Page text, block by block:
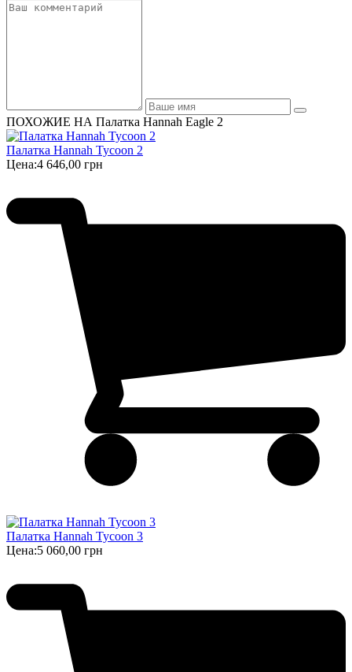
ПОХОЖИЕ НА Палатка Hannah Eagle 2
Палатка Hannah Tycoon 2
Цена:4 646,00 грн
Палатка Hannah Tycoon 3
Цена:5 060,00 грн